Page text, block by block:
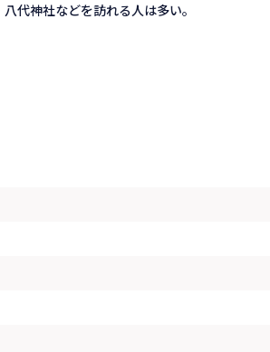
代神社などを訪れる人は多い。